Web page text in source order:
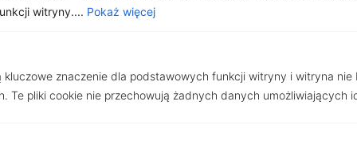
witryny.... Pokaż więcej
kluczowe znaczenie dla podstawowych funkcji witryny i witryna nie
Te pliki cookie nie przechowują żadnych danych umożliwiających
Zobacz inne
Strona
Strona
StronaStrona